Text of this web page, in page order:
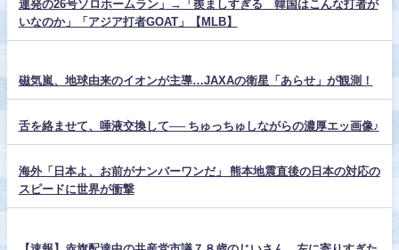
連発の26号ソロホームラン」→「羨ましすぎる 韓国はこんな打者が
いなのか」「アジア打者GOAT」【MLB】
磁気嵐、地球由来のイオンが主導…JAXAの衛星「あらせ」が観測！
舌を絡ませて、唾液交換して── ちゅっちゅしながらの濃厚エッ画像♪
海外「日本よ、お前がナンバーワンだ」 熊本地震直後の日本の対応の
スピードに世界が衝撃